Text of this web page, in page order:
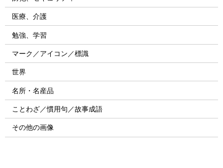
医療、介護
勉強、学習
マーク／アイコン／標識
世界
名所・名産品
ことわざ／慣用句／故事成語
その他の画像